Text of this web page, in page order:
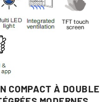
COMPACT À DOUBLE